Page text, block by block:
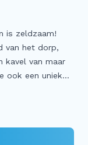
is zeldzaam!
van het dorp,
kavel van maar
ook een uniek...